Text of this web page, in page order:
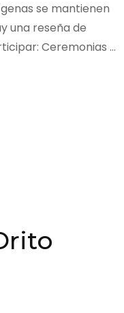
se mantienen
una reseña de
Ceremonias …